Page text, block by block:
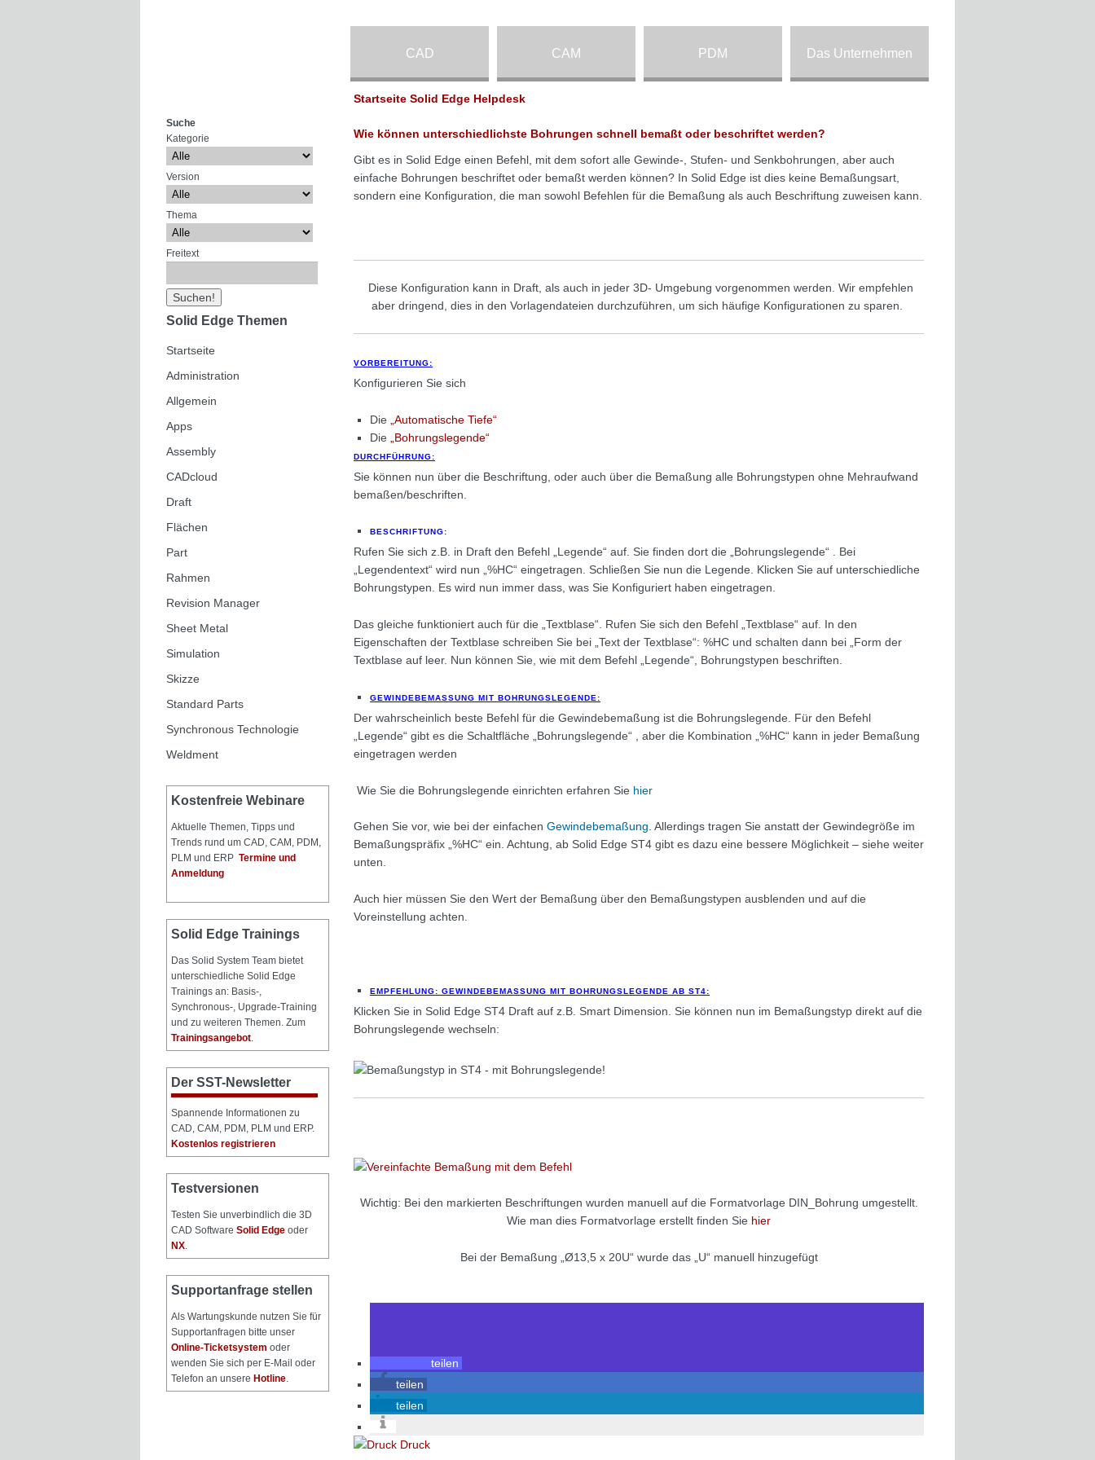
CAD CAM PDM Das Unternehmen
Startseite Solid Edge Helpdesk
Wie können unterschiedlichste Bohrungen schnell bemaßt oder beschriftet werden?
Gibt es in Solid Edge einen Befehl, mit dem sofort alle Gewinde-, Stufen- und Senkbohrungen, aber auch
einfache Bohrungen beschriftet oder bemaßt werden können? In Solid Edge ist dies keine Bemaßungsart,
sondern eine Konfiguration, die man sowohl Befehlen für die Bemaßung als auch Beschriftung zuweisen kann.
Diese Konfiguration kann in Draft, als auch in jeder 3D- Umgebung vorgenommen werden. Wir empfehlen
aber dringend, dies in den Vorlagendateien durchzuführen, um sich häufige Konfigurationen zu sparen.
VORBEREITUNG:
Konfigurieren Sie sich
Die „Automatische Tiefe“
Die
„Bohrungslegende“
DURCHFÜHRUNG:
Sie können nun über die Beschriftung, oder auch über die Bemaßung alle Bohrungstypen ohne Mehraufwand
bemaßen/beschriften.
BESCHRIFTUNG:
Rufen Sie sich z.B. in Draft den Befehl „Legende“ auf. Sie finden dort die „Bohrungslegende“ . Bei
„Legendentext“ wird nun „%HC“ eingetragen. Schließen Sie nun die Legende. Klicken Sie auf unterschiedliche
Bohrungstypen. Es wird nun immer dass, was Sie Konfiguriert haben eingetragen.
Das gleiche funktioniert auch für die „Textblase“. Rufen Sie sich den Befehl „Textblase“ auf. In den
Eigenschaften der Textblase schreiben Sie bei „Text der Textblase“: %HC und schalten dann bei „Form der
Textblase auf leer. Nun können Sie, wie mit dem Befehl „Legende“, Bohrungstypen beschriften.
GEWINDEBEMASSUNG MIT BOHRUNGSLEGENDE:
Der wahrscheinlich beste Befehl für die Gewindebemaßung ist die Bohrungslegende. Für den Befehl
„Legende“ gibt es die Schaltfläche „Bohrungslegende“
, aber die Kombination „%HC“ kann in jeder Bemaßung
eingetragen werden
Wie Sie die Bohrungslegende einrichten erfahren Sie hier
Gehen Sie vor, wie bei der einfachen Gewindebemaßung. Allerdings tragen Sie anstatt der Gewindegröße im
Bemaßungspräfix „%HC“ ein. Achtung, ab Solid Edge ST4 gibt es dazu eine bessere Möglichkeit – siehe weiter
unten.
Auch hier müssen Sie den Wert der Bemaßung über den Bemaßungstypen ausblenden und auf die
Voreinstellung achten.
EMPFEHLUNG: GEWINDEBEMASSUNG MIT BOHRUNGSLEGENDE AB ST4:
Klicken Sie in Solid Edge ST4 Draft auf z.B. Smart Dimension. Sie können nun im Bemaßungstyp direkt auf die
Bohrungslegende wechseln:
Wichtig: Bei den markierten Beschriftungen wurden manuell auf die Formatvorlage DIN_Bohrung umgestellt.
Wie man dies Formatvorlage erstellt finden Sie hier
Bei der Bemaßung „Ø13,5 x 20U“ wurde das „U“ manuell hinzugefügt
teilen
teilen
teilen
Druck
Suche
Kategorie
Version
Thema
Freitext
Solid Edge Themen
Startseite
Administration
Allgemein
Apps
Assembly
CADcloud
Draft
Flächen
Part
Rahmen
Revision Manager
Sheet Metal
Simulation
Skizze
Standard Parts
Synchronous Technologie
Weldment
Kostenfreie Webinare
Aktuelle Themen, Tipps und
Trends rund um CAD, CAM, PDM,
PLM und ERP Termine und
Anmeldung
Solid Edge Trainings
Das Solid System Team bietet
unterschiedliche Solid Edge
Trainings an: Basis-,
Synchronous-, Upgrade-Training
und zu weiteren Themen. Zum
Trainingsangebot
Der SST-Newsletter
Spannende Informationen zu
CAD, CAM, PDM, PLM und ERP.
Kostenlos registrieren
Testversionen
Testen Sie unverbindlich die 3D
CAD Software Solid Edge oder
NX
Supportanfrage stellen
Als Wartungskunde nutzen Sie für
Supportanfragen bitte unser
Online-Ticketsystem oder
wenden Sie sich per E-Mail oder
Telefon an unsere Hotline